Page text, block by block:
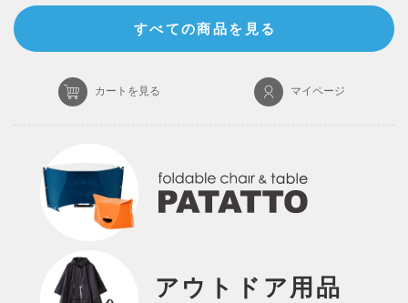
すべての商品を見る
カートを見る マイページ
アウトドア用品